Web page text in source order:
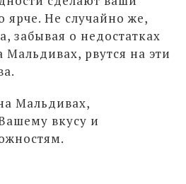
ярче. Не случайно же,
забывая о недостатках
рвутся на эти
Мальдивах,
вкусу и